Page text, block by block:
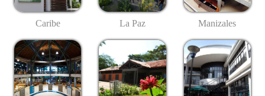
Caribe La Paz Manizales